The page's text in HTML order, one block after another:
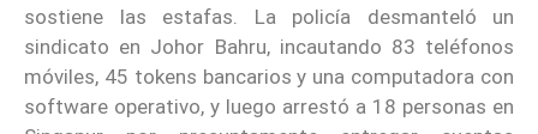
sostiene las estafas. La policía desmanteló un
sindicato en Johor Bahru, incautando 83 teléfonos
móviles, 45 tokens bancarios y una computadora con
software operativo, y luego arrestó a 18 personas en